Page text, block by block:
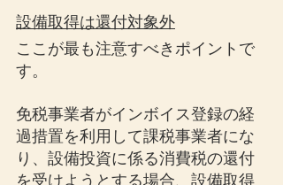
設備取得は還付対象外
ここが最も注意すべきポイントで
す。
免税事業者がインボイス登録の経
過措置を利用して課税事業者にな
り、設備投資に係る消費税の還付
を受けようとする場合、設備取得